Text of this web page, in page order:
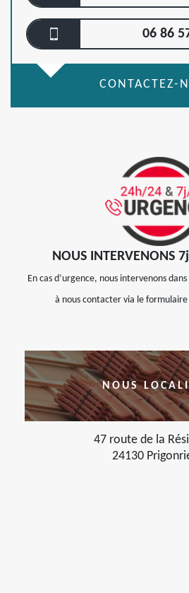
06 86
CONTACTEZ-
NOUS INTERVENONS
En cas d’urgence, nous intervenons
à nous contacter via le formulaire
NOUS
47 route de la
24130